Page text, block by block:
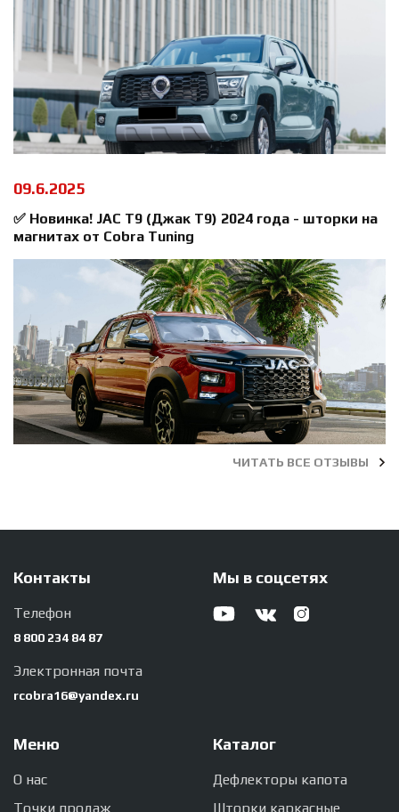
09.6.2025
✅ Новинка! JAC T9 (Джак Т9) 2024 года - шторки на
магнитах от Cobra Tuning
ЧИТАТЬ ВСЕ ОТЗЫВЫ
Контакты
Телефон
8 800 234 84 87
Электронная почта
rcobra16@yandex.ru
Мы в соцсетях
Меню
О нас
Точки продаж
Каталог
Дефлекторы капота
Шторки каркасные